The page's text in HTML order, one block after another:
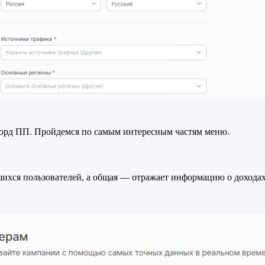
ПП. Пройдемся по самым интересным частям меню.
пользователей, а общая — отражает информацию о